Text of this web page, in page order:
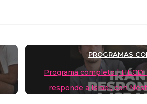
PROGRAMAS
Programa completo | HECD!
responde a Israel, con